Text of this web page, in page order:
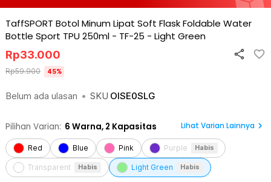
TaffSPORT Botol Minum Lipat Soft Flask Foldable Water
Bottle Sport TPU 250ml - TF-25 - Light Green
Belum ada ulasan • SKU OISE0SLG
Rp33.000
Rp59.900 45%
Pilihan Varian: 6 Warna, 2 Kapasitas Lihat Varian Lainnya
Red Blue Pink Purple Habis
Transparent Habis Light Green Habis